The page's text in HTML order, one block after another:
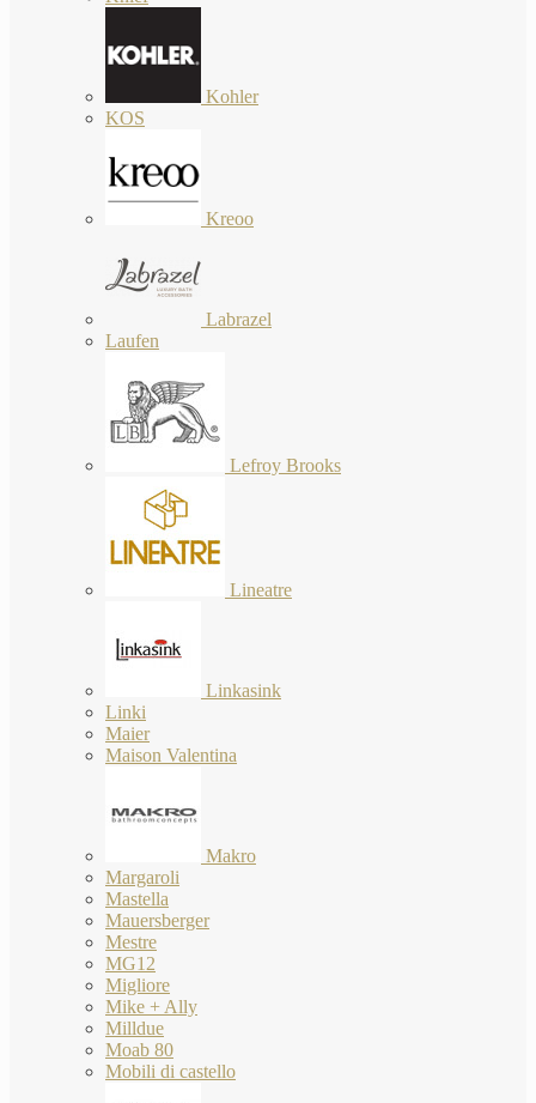
Kohler
KOS
Kreoo
Labrazel
Laufen
Lefroy Brooks
Lineatre
Linkasink
Linki
Maier
Maison Valentina
Makro
Margaroli
Mastella
Mauersberger
Mestre
MG12
Migliore
Mike + Ally
Milldue
Moab 80
Mobili di castello